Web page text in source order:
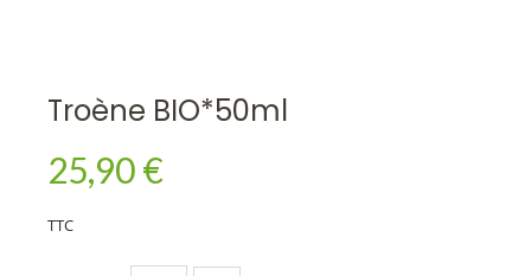
Troène BIO*50ml
25,90 €
TTC